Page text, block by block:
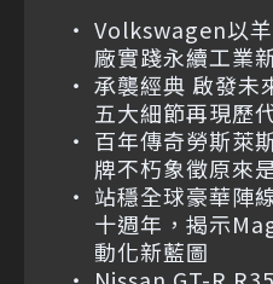
Volkswagen以
廠實踐永續工業
承襲經典 啟發未
五大細節再現歷
百年傳奇勞斯萊
牌不朽象徵原來
站穩全球豪華陣
十週年，揭示
動化新藍圖